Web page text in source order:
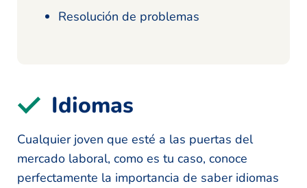
Resolución de problemas
Idiomas
Cualquier joven que esté a las puertas del
mercado laboral, como es tu caso, conoce
perfectamente la importancia de saber idiomas